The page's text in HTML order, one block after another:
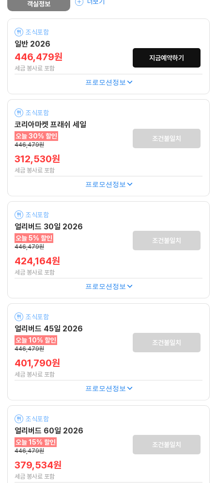
객실정보
일반 2026
조식포함
446,479원
세금 봉사료 포함
지금예약하기
프로모션정보
코리아마켓 프래쉬 세일
조식포함
오늘 30% 할인
446,479원
312,530원
세금 봉사료 포함
조건불일치
프로모션정보
얼리버드 30일 2026
조식포함
오늘 5% 할인
446,479원
424,164원
세금 봉사료 포함
조건불일치
프로모션정보
얼리버드 45일 2026
조식포함
오늘 10% 할인
446,479원
401,790원
세금 봉사료 포함
조건불일치
프로모션정보
얼리버드 60일 2026
조식포함
오늘 15% 할인
446,479원
379,534원
세금 봉사료 포함
조건불일치